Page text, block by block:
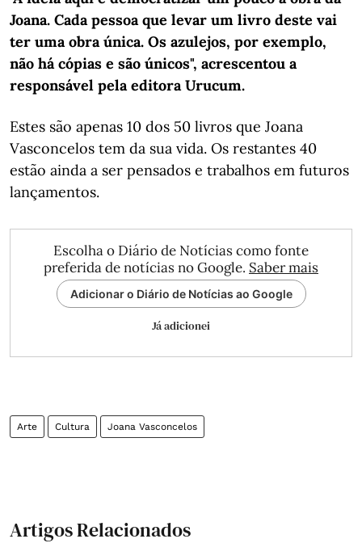
Joana. Cada pessoa que levar um livro deste vai
ter uma obra única. Os azulejos, por exemplo,
não há cópias e são únicos", acrescentou a
responsável pela editora Urucum.
Estes são apenas 10 dos 50 livros que Joana
Vasconcelos tem da sua vida. Os restantes 40
estão ainda a ser pensados e trabalhos em futuros
lançamentos.
Escolha o Diário de Notícias como fonte
preferida de notícias no Google. Saber mais
Adicionar o Diário de Notícias ao Google
Já adicionei
Arte Cultura Joana Vasconcelos
Artigos Relacionados